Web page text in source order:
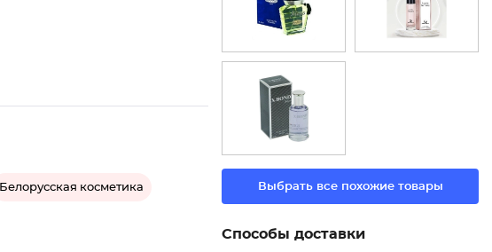
Белорусская косметика Выбрать все похожие товары
Способы доставки